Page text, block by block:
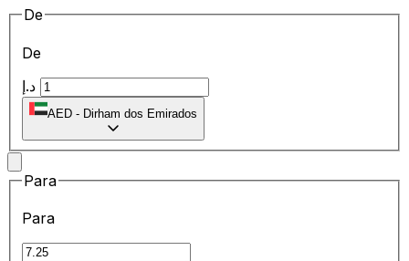
De
De
AED - Dirham dos Emirados
Para
Para